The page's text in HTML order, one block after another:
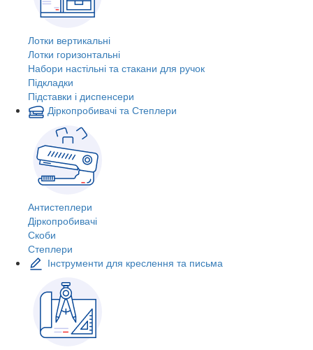
Лотки вертикальні
Лотки горизонтальні
Набори настільні та стакани для ручок
Підкладки
Підставки і диспенсери
Діркопробивачі та Степлери
Антистеплери
Діркопробивачі
Скоби
Степлери
Інструменти для креслення та письма